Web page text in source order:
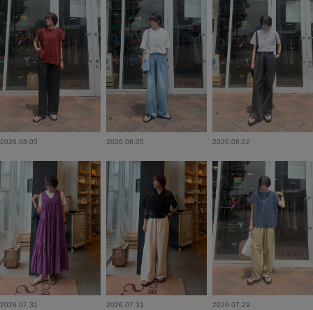
2026.08.05 2026.08.05 2026.08.02
2026.07.31 2026.07.31 2026.07.29